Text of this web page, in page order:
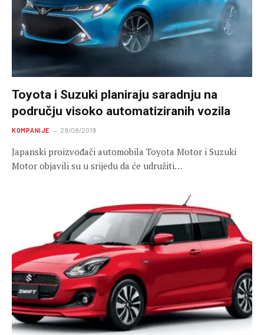
Toyota i Suzuki planiraju saradnju na
području visoko automatiziranih vozila
KOMPANIJE 29/08/2019
Japanski proizvođači automobila Toyota Motor i Suzuki
Motor objavili su u srijedu da će udružiti…